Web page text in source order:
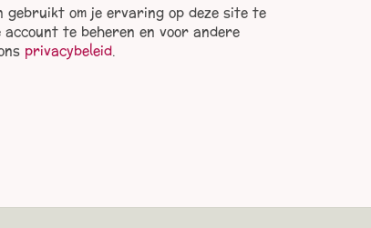
gebruikt om je ervaring op deze site te
te beheren en voor andere
privacybeleid.